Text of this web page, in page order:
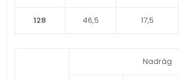
128 46,5 17,5
Nadrág